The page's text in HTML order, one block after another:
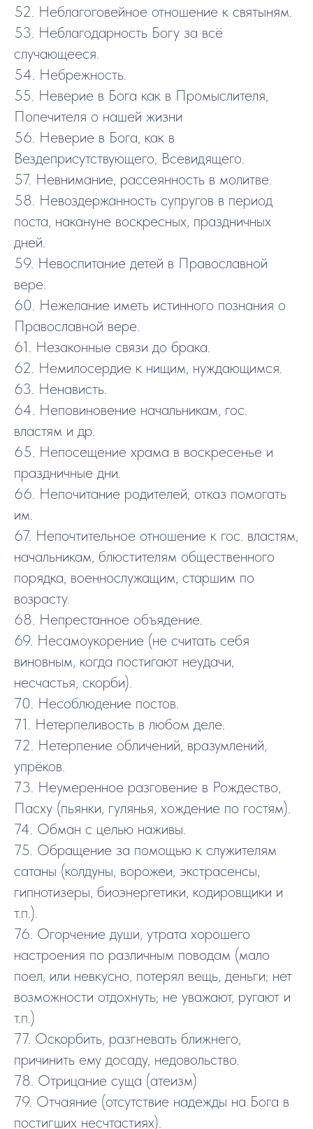
52. Неблагоговейное отношение к святыням.
53. Неблагодарность Богу за всё
случающееся.
54. Небрежность.
55. Неверие в Бога как в Промыслителя,
Попечителя о нашей жизни
56. Неверие в Бога, как в
Вездеприсутствующего, Всевидящего.
57. Невнимание, рассеянность в молитве.
58. Невоздержанность супругов в период
поста, накануне воскресных, праздничных
дней.
59. Невоспитание детей в Православной
вере.
60. Нежелание иметь истинного познания о
Православной вере.
61. Незаконные связи до брака.
62. Немилосердие к нищим, нуждающимся.
63. Ненависть.
64. Неповиновение начальникам, гос.
властям и др.
65. Непосещение храма в воскресенье и
праздничные дни.
66. Непочитание родителей, отказ помогать
им.
67. Непочтительное отношение к гос. властям,
начальникам, блюстителям общественного
порядка, военнослужащим, старшим по
возрасту.
68. Непрестанное объядение.
69. Несамоукорение (не считать себя
виновным, когда постигают неудачи,
несчастья, скорби).
70. Несоблюдение постов.
71. Нетерпеливость в любом деле.
72. Нетерпение обличений, вразумлений,
упрёков.
73. Неумеренное разговение в Рождество,
Пасху (пьянки, гулянья, хождение по гостям).
74. Обман с целью наживы.
75. Обращение за помощью к служителям
сатаны (колдуны, ворожеи, экстрасенсы,
гипнотизеры, биоэнергетики, кодировщики и
т.п.).
76. Огорчение души, утрата хорошего
настроения по различным поводам (мало
поел, или невкусно, потерял вещь, деньги; нет
возможности отдохнуть; не уважают, ругают и
т.п.)
77. Оскорбить, разгневать ближнего,
причинить ему досаду, недовольство.
78. Отрицание суща (атеизм)
79. Отчаяние (отсутствие надежды на Бога в
постигших несчтастиях).